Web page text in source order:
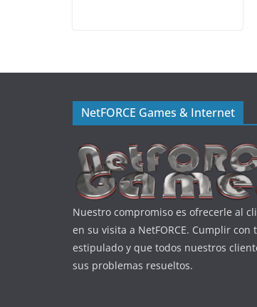
NetFORCE Games & Internet
Nuestro compromiso es ofrecerle al
en su visita a NetFORCE. Cumplir
estipulado y que todos nuestros
sus problemas resueltos.